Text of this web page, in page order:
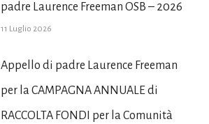
padre Laurence Freeman OSB – 2026
11 Luglio 2026
Appello di padre Laurence Freeman
per la CAMPAGNA ANNUALE di
RACCOLTA FONDI per la Comunità